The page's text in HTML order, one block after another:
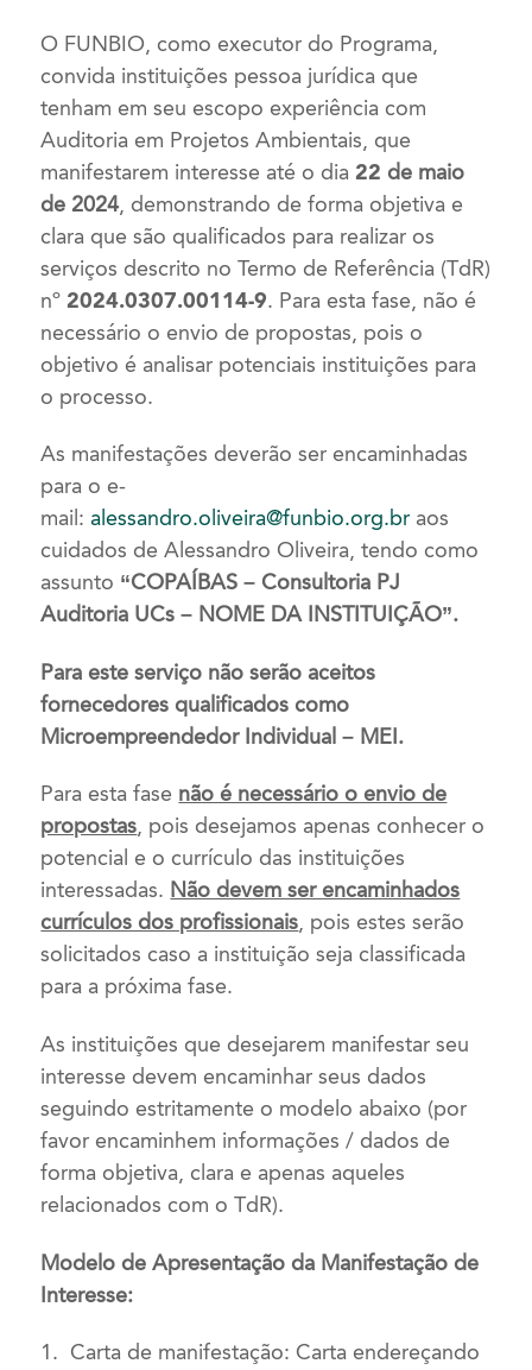
O FUNBIO, como executor do Programa,
convida instituições pessoa jurídica que
tenham em seu escopo experiência com
Auditoria em Projetos Ambientais, que
manifestarem interesse até o dia 22 de maio
de 2024, demonstrando de forma objetiva e
clara que são qualificados para realizar os
serviços descrito no Termo de Referência (TdR)
nº 2024.0307.00114-9. Para esta fase, não é
necessário o envio de propostas, pois o
objetivo é analisar potenciais instituições para
o processo.
As manifestações deverão ser encaminhadas
para o e-
mail:alessandro.oliveira@funbio.org.br aos
cuidados de Alessandro Oliveira, tendo como
assunto “COPAÍBAS – Consultoria PJ
Auditoria UCs – NOME DA INSTITUIÇÃO”.
Para este serviço não serão aceitos
fornecedores qualificados como
Microempreendedor Individual – MEI.
Para esta fase não é necessário o envio de
propostas, pois desejamos apenas conhecer o
potencial e o currículo das instituições
interessadas. Não devem ser encaminhados
currículos dos profissionais, pois estes serão
solicitados caso a instituição seja classificada
para a próxima fase.
As instituições que desejarem manifestar seu
interesse devem encaminhar seus dados
seguindo estritamente o modelo abaixo (por
favor encaminhem informações / dados de
forma objetiva, clara e apenas aqueles
relacionados com o TdR).
Modelo de Apresentação da Manifestação de
Interesse:
1. Carta de manifestação: Carta endereçando